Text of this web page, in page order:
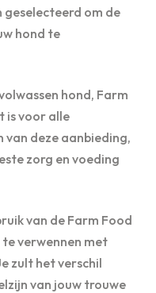
om de
hond te
hond, Farm
is voor alle
deze aanbieding,
zorg en voeding
van de Farm Food
te verwennen met
zult het verschil
van jouw trouwe